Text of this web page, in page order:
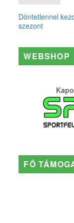
Döntetlennel
szezont
WEBSHOP
FŐ